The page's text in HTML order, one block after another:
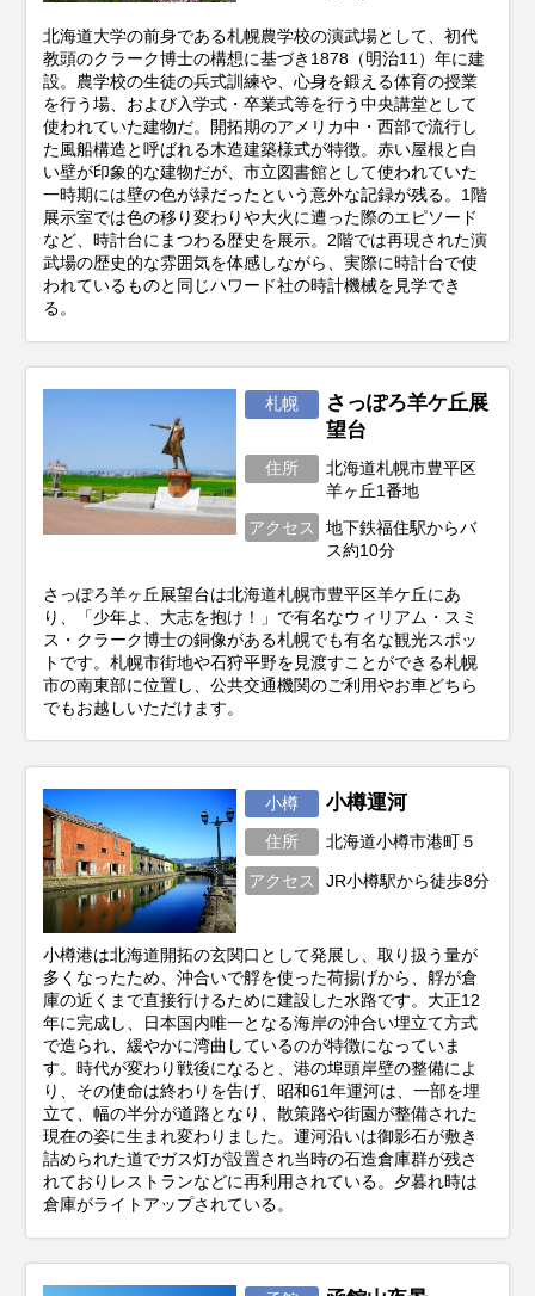
北海道大学の前身である札幌農学校の演武場として、初代
教頭のクラーク博士の構想に基づき1878（明治11）年に建
設。農学校の生徒の兵式訓練や、心身を鍛える体育の授業
を行う場、および入学式・卒業式等を行う中央講堂として
使われていた建物だ。開拓期のアメリカ中・西部で流行し
た風船構造と呼ばれる木造建築様式が特徴。赤い屋根と白
い壁が印象的な建物だが、市立図書館として使われていた
一時期には壁の色が緑だったという意外な記録が残る。1階
展示室では色の移り変わりや大火に遭った際のエピソード
など、時計台にまつわる歴史を展示。2階では再現された演
武場の歴史的な雰囲気を体感しながら、実際に時計台で使
われているものと同じハワード社の時計機械を見学でき
る。
札幌
さっぽろ羊ケ丘展
望台
住所
北海道札幌市豊平区
羊ヶ丘1番地
アクセス
地下鉄福住駅からバ
ス約10分
さっぽろ羊ヶ丘展望台は北海道札幌市豊平区羊ケ丘にあ
り、「少年よ、大志を抱け！」で有名なウィリアム・スミ
ス・クラーク博士の銅像がある札幌でも有名な観光スポッ
トです。札幌市街地や石狩平野を見渡すことができる札幌
市の南東部に位置し、公共交通機関のご利用やお車どちら
でもお越しいただけます。
小樽 小樽運河
住所 北海道小樽市港町５
アクセス JR小樽駅から徒歩8分
小樽港は北海道開拓の玄関口として発展し、取り扱う量が
多くなったため、沖合いで艀を使った荷揚げから、艀が倉
庫の近くまで直接行けるために建設した水路です。大正12
年に完成し、日本国内唯一となる海岸の沖合い埋立て方式
で造られ、緩やかに湾曲しているのが特徴になっていま
す。時代が変わり戦後になると、港の埠頭岸壁の整備によ
り、その使命は終わりを告げ、昭和61年運河は、一部を埋
立て、幅の半分が道路となり、散策路や街園が整備された
現在の姿に生まれ変わりました。運河沿いは御影石が敷き
詰められた道でガス灯が設置され当時の石造倉庫群が残さ
れておりレストランなどに再利用されている。夕暮れ時は
倉庫がライトアップされている。